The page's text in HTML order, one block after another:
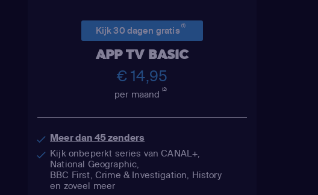
Kijk 30 dagen gratis(1)
APP TV BASIC
€ 14,95
per maand(2)
Meer dan 45 zenders
Kijk onbeperkt series van CANAL+,
National Geographic,
BBC First, Crime & Investigation, History
en zoveel meer